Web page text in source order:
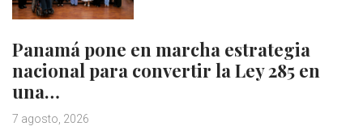
Panamá pone en marcha estrategia
nacional para convertir la Ley 285 en
una…
7 agosto, 2026